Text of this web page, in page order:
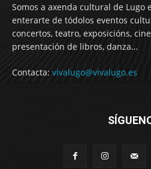
Somos a axenda cultural de Lugo
enterarte de tódolos eventos
concertos, teatro, exposicións,
presentación de libros, danza…
Contacta: vivalugo@vivalugo.es